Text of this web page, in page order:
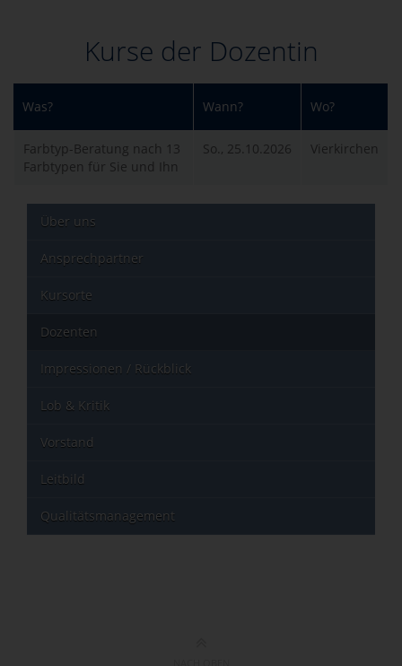
Kurse der Dozentin
Was? Wann? Wo?
Farbtyp-Beratung nach 13
Farbtypen für Sie und Ihn
So., 25.10.2026 Vierkirchen
Über uns
Ansprechpartner
Kursorte
Dozenten
Impressionen / Rückblick
Lob & Kritik
Vorstand
Leitbild
Qualitätsmanagement